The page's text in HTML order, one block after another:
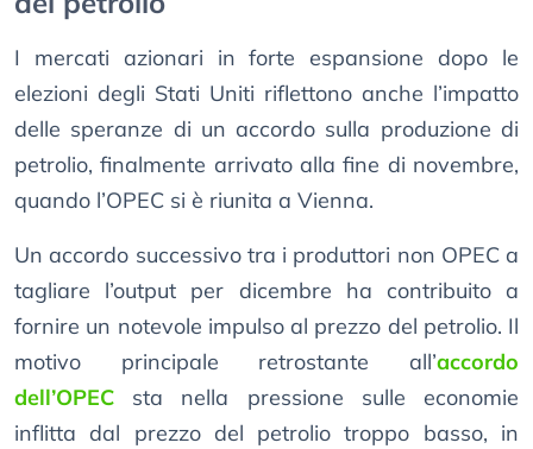
I mercati azionari in forte espansione dopo le
elezioni degli Stati Uniti riflettono anche l’impatto
delle speranze di un accordo sulla produzione di
petrolio, finalmente arrivato alla fine di novembre,
quando l’OPEC si è riunita a Vienna.
Un accordo successivo tra i produttori non OPEC a
tagliare l’output per dicembre ha contribuito a
fornire un notevole impulso al prezzo del petrolio. Il
motivo principale retrostante all’accordo
dell’OPEC sta nella pressione sulle economie
inflitta dal prezzo del petrolio troppo basso, in